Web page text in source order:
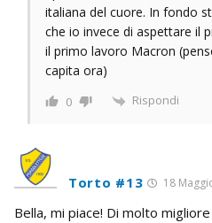
italiana del cuore. In fondo
che io invece di aspettare il
il primo lavoro Macron
capita ora)
0 Rispondi
Torto #13 18
Bella, mi piace! Di molto